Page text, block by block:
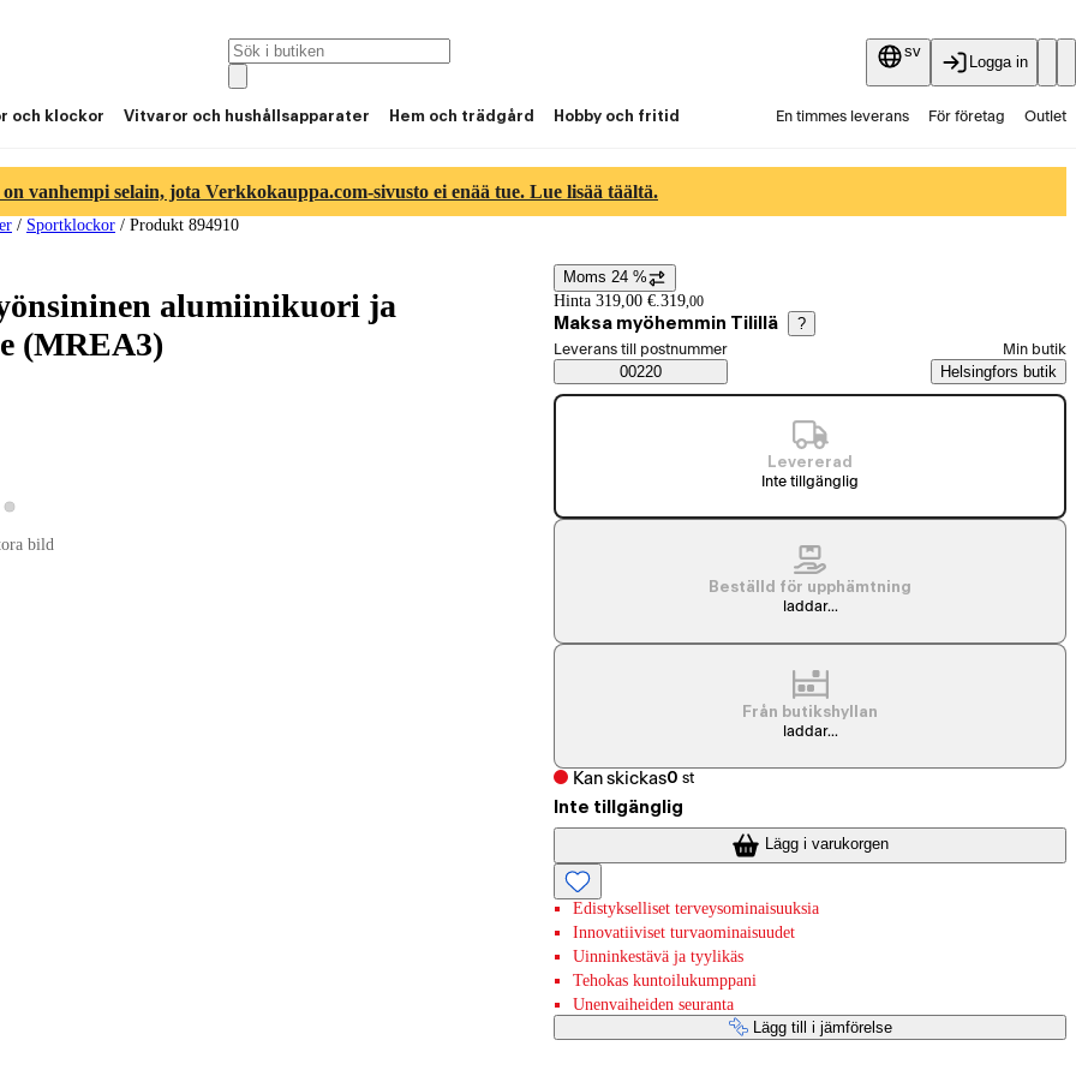
sv
Logga in
och klockor Vitvaror och hushållsapparater Hem och trädgård Hobby och fritid En timmes leverans För företag Outlet
on vanhempi selain, jota Verkkokauppa.com-sivusto ei enää tue. Lue lisää täältä.
/ Sportklockor / Produkt 894910
alumiinikuori ja
(MREA3)
produktbild 1
Visa produktbild 2
bild
Prisinformation
Moms 24 %
Hinta 319,00 €.319,00
Maksa myöhemmin Tilillä ?
Saatavuustiedot
Välj beställningssätt
Leverans till postnummer
00220
Min butik
Helsingfors butik
Levererad
Inte tillgänglig
Beställd för upphämtning
laddar...
Från butikshyllan
laddar...
Kan skickas0 st
Inte tillgänglig
Lägg i varukorgen
Edistykselliset terveysominaisuuksia
Innovatiiviset turvaominaisuudet
Uinninkestävä ja tyylikäs
Tehokas kuntoilukumppani
Unenvaiheiden seuranta
Lägg till i jämförelse